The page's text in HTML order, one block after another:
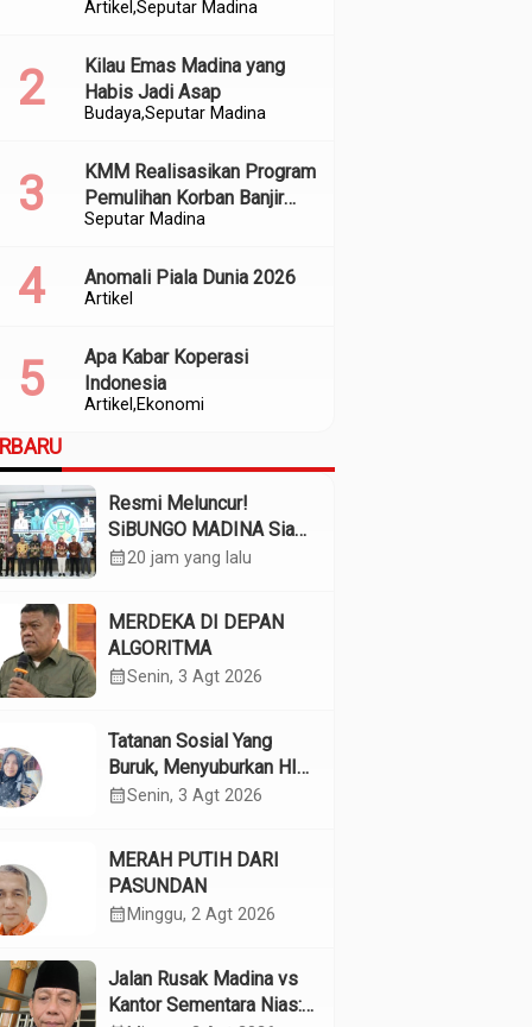
Artikel Seputar Madina
Kedekatan Politik dan
BudayaSeputar Madina
Kilau Emas Madina yang
Habis Jadi Asap
Seputar Madina
KMM Realisasikan Program
Pemulihan Korban Banjir
dan Longsor di Kabupaten
Artikel
Anomali Piala Dunia 2026
Artikel Ekonomi
Apa Kabar Koperasi
Indonesia
Resmi Meluncur!
SiBUNGO MADINA Siap
Optimalkan Pendapatan
calendar_month20 jam yang lalu
MERDEKA DI DEPAN
ALGORITMA
calendar_monthSenin, 3 Agt 2026
Tatanan Sosial Yang
Buruk, Menyuburkan HIV
Pada Remaja
calendar_monthSenin, 3 Agt 2026
MERAH PUTIH DARI
PASUNDAN
calendar_month Minggu, 2 Agt 2026
Jalan Rusak Madina vs
Kantor Sementara Nias: